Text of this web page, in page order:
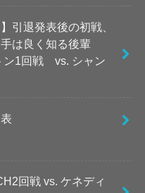
引退発表後の初戦、
は良く知る後輩
ン1回戦 vs. シャン
回戦 vs. ケネディ